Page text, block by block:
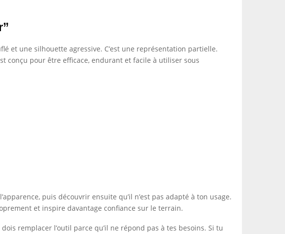
et une silhouette agressive. C’est une représentation partielle.
conçu pour être efficace, endurant et facile à utiliser sous
puis découvrir ensuite qu’il n’est pas adapté à ton usage.
et inspire davantage confiance sur le terrain.
remplacer l’outil parce qu’il ne répond pas à tes besoins. Si tu